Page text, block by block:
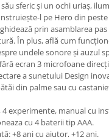
sferic și un ochi uriaș,
l pe Hero din peste
prin asamblarea
În plus, află cum
undele sonore și auzul
ecran 3 microfoane
a sunetului Design
din palme sau cu
4 experimente, manual cu
cu 4 baterii tip AAA.
+8 ani cu ajutor, +12 ani.